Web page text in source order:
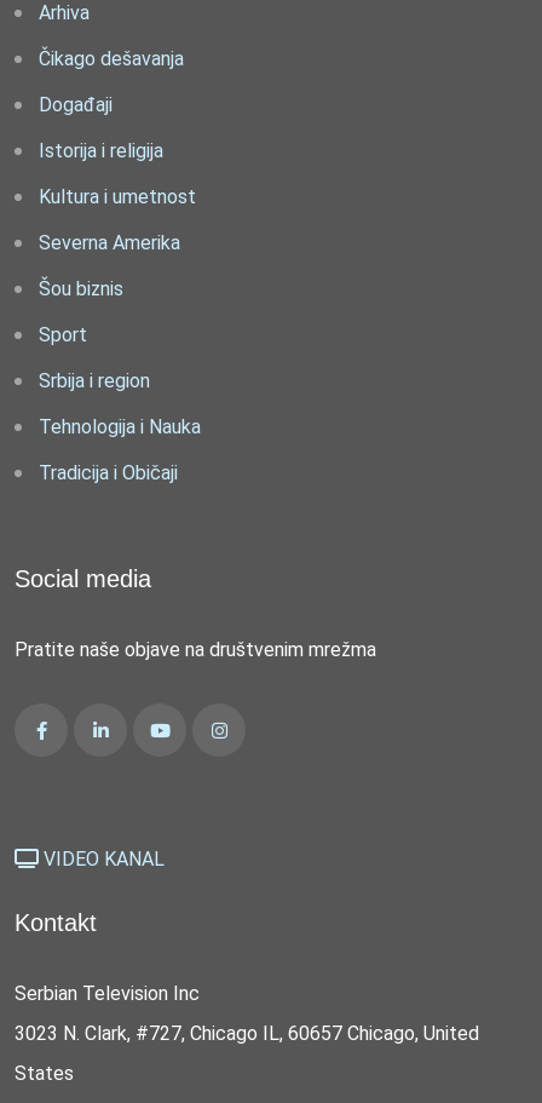
Arhiva
Čikago dešavanja
Događaji
Istorija i religija
Kultura i umetnost
Severna Amerika
Šou biznis
Sport
Srbija i region
Tehnologija i Nauka
Tradicija i Običaji
Social media
Pratite naše objave na društvenim mrežma
VIDEO KANAL
Kontakt
Serbian Television Inc
3023 N. Clark, #727, Chicago IL, 60657 Chicago, United
States